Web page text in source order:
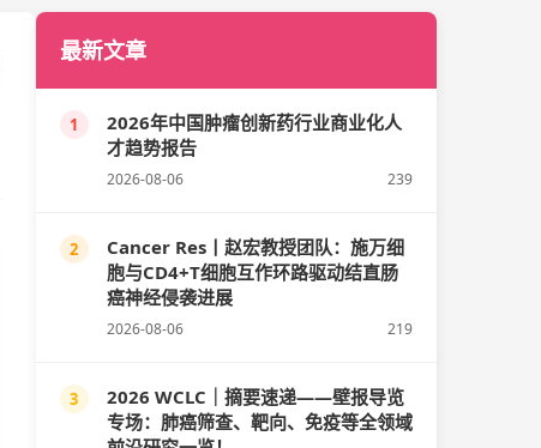
最新文章
1
2026年中国肿瘤创新药行业商业化人
才趋势报告
2026-08-06 239
2
Cancer Res丨赵宏教授团队：施万细
胞与CD4+T细胞互作环路驱动结直肠
癌神经侵袭进展
2026-08-06 219
3
2026 WCLC｜摘要速递——壁报导览
专场：肺癌筛查、靶向、免疫等全领域